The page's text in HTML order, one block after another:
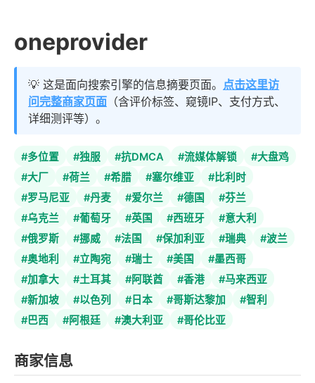
oneprovider
💡 这是面向搜索引擎的信息摘要页面。 点击这里访
问完整商家页面 （含评价标签、窥镜IP、支付方式、
详细测评等）。
#多位置 #独服 #抗DMCA #流媒体解锁
#大盘鸡
#大厂
#荷兰 #希腊 #塞尔维亚
#比利时
#罗马尼亚
#丹麦 #爱尔兰 #德国
#芬兰
#乌克兰
#葡萄牙 #英国 #西班牙
#意大利
#俄罗斯
#挪威 #法国 #保加利亚 #瑞典
#波兰
#奥地利
#立陶宛 #瑞士 #美国
#墨西哥
#加拿大
#土耳其 #阿联酋 #香港
#马来西亚
#新加坡
#以色列 #日本 #哥斯达黎加
#智利
#巴西
#阿根廷 #澳大利亚 #哥伦比亚
商家信息